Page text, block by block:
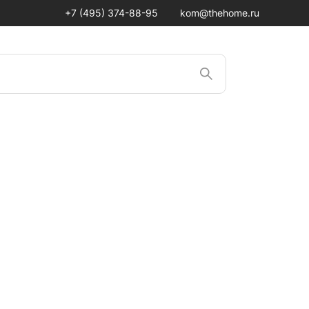
+7 (495) 374-88-95 kom@thehome.ru